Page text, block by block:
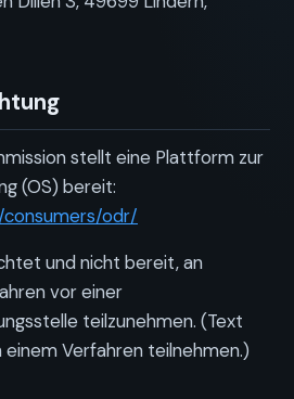
stellt eine Plattform zur
(OS) bereit:
odr/
und nicht bereit, an
vor einer
teilzunehmen. (Text
einem Verfahren teilnehmen.)